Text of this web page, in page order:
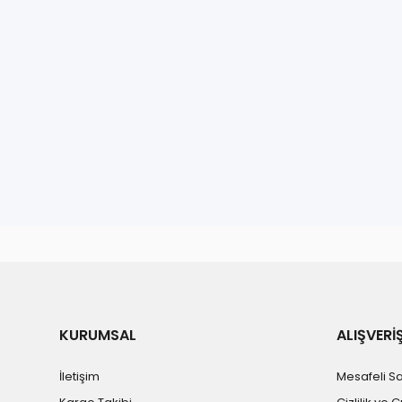
Ürün bilgilerinde hatalar bulunuyor.
Bu ürüne benzer farklı alternatifler olmalı.
KURUMSAL
İletişim
Mesafeli